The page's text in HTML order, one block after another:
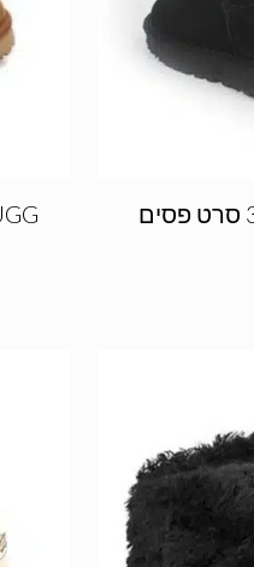
מגפי האגג דגם 3280 סרט פסים UGG